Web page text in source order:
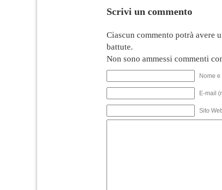
Scrivi un commento
Ciascun commento potrà avere
battute.
Non sono ammessi commenti
Nome
E-mail
Sito